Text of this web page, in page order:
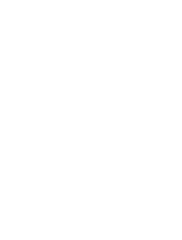
à quel moment ?
pour le malt
repas
aux mets fins
sur une note maltée
se déguste :
l’élégance du paysage
moment chaleureux
de bons mots
qui amène l’endroit et l’humeur